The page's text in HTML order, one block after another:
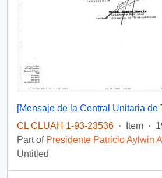
CL CLUAH 1-93-23536 · Item ·
Part of Presidente Patricio Aylwin
Untitled